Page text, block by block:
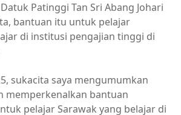
Patinggi Tan Sri Abang Johari
bantuan itu untuk pelajar
di institusi pengajian tinggi di
sukacita saya mengumumkan
memperkenalkan bantuan
pelajar Sarawak yang belajar di